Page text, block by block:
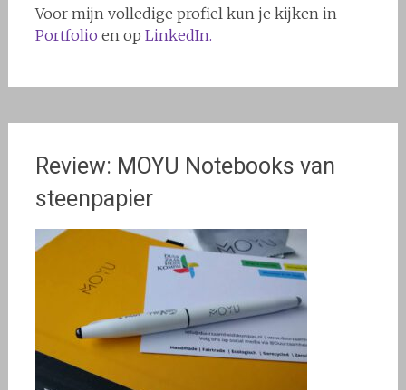
Voor mijn volledige profiel kun je kijken in
Portfolio en op LinkedIn.
Review: MOYU Notebooks van
steenpapier